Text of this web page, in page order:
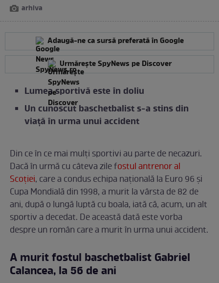
arhiva
Adaugă-ne ca sursă preferată în Google
Urmărește SpyNews pe Discover
Lumea sportivă este în doliu
Un cunoscut baschetbalist s-a stins din
viață în urma unui accident
Din ce în ce mai mulți sportivi au parte de necazuri.
Dacă în urmă cu câteva zile fostul antrenor al
Scoției, care a condus echipa națională la Euro 96 și
Cupa Mondială din 1998, a murit la vârsta de 82 de
ani, după o lungă luptă cu boala, iată că, acum, un alt
sportiv a decedat. De această dată este vorba
despre un român care a murit în urma unui accident.
A murit fostul baschetbalist Gabriel
Calancea, la 56 de ani